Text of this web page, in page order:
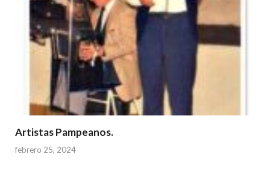
Artistas Pampeanos.
febrero 25, 2024